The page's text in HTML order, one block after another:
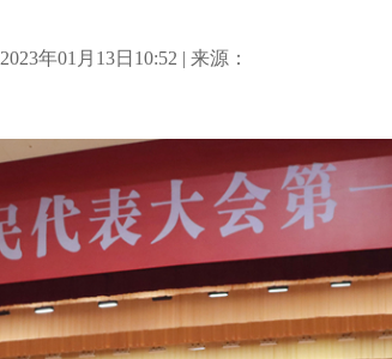
2023年01月13日10:52 | 来源：